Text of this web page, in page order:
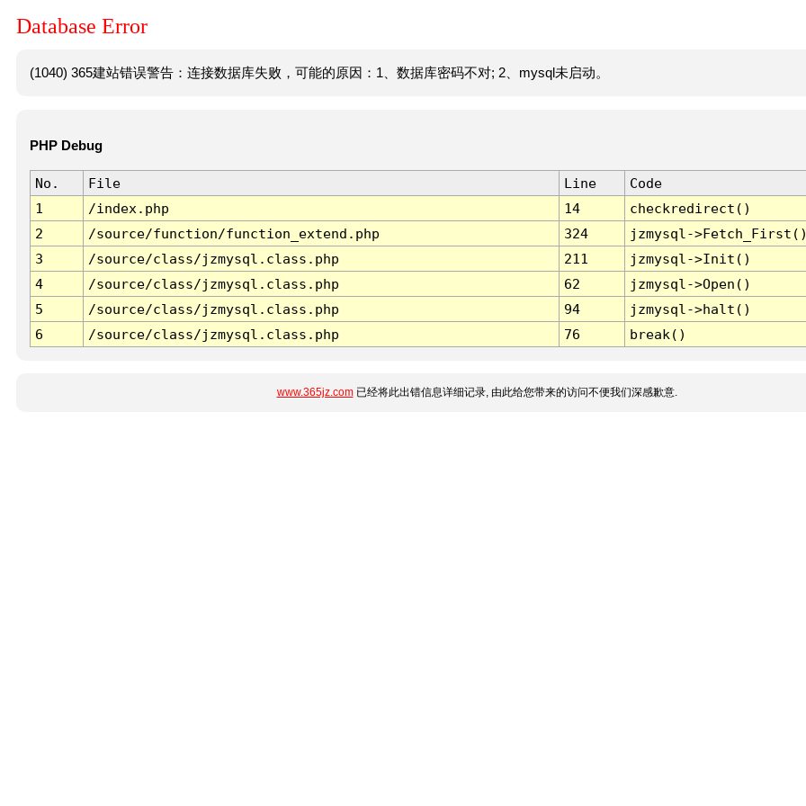
Database Error
(1040) 365建站错误警告：连接数据库失败，可能的原因：1、数据库密码不对; 2、mysql未启动。
PHP Debug
No. File Line
Code
1
/index.php 14
checkredirect()
2
/source/function/function_extend.php 324
jzmysql-
3
/source/class/jzmysql.class.php 211
jzmysql->Init()
4
/source/class/jzmysql.class.php 62
jzmysql->Open()
5
/source/class/jzmysql.class.php 94
jzmysql->halt()
6
/source/class/jzmysql.class.php 76 break()
www.365jz.com已经将此出错信息详细记录, 由此给您带来的访问不便我们深感歉意.